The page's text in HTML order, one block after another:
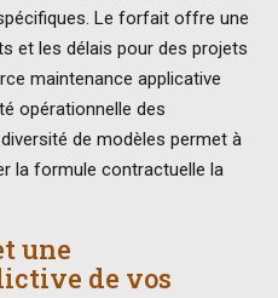
Le forfait offre une
et les délais pour des projets
maintenance applicative
opérationnelle des
de modèles permet à
la formule contractuelle la
une
de vos